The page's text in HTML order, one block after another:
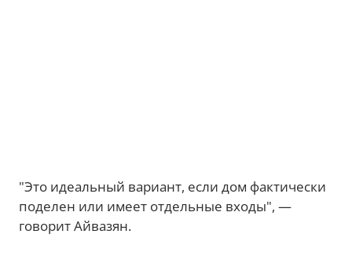
"Это идеальный вариант, если дом фактически
поделен или имеет отдельные входы", —
говорит Айвазян.